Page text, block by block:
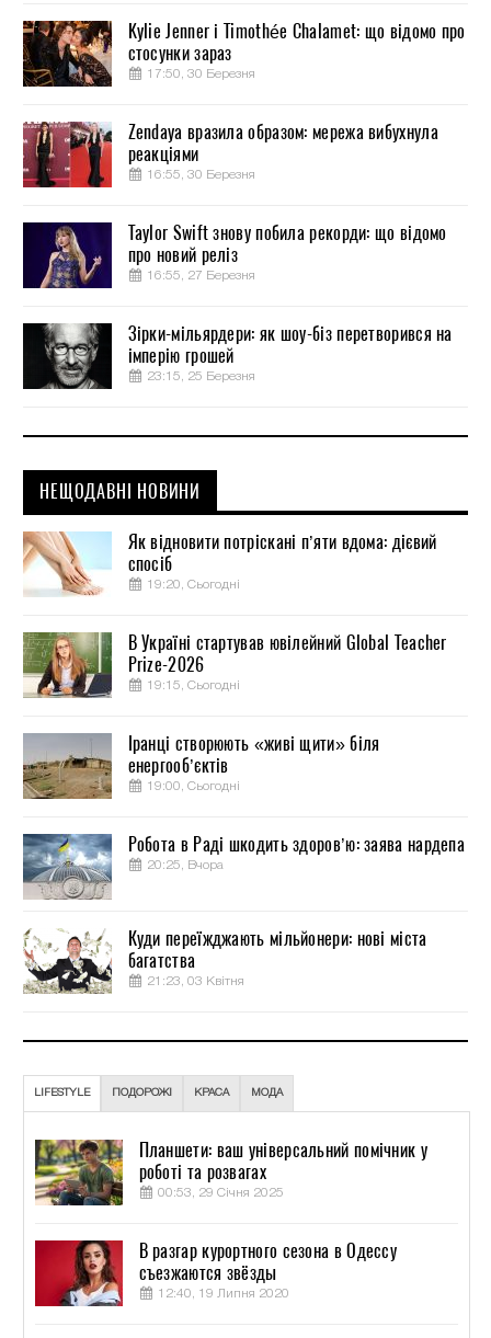
Kylie Jenner і Timothée Chalamet: що відомо про
стосунки зараз
17:50, 30 Березня
Zendaya вразила образом: мережа вибухнула
реакціями
16:55, 30 Березня
Taylor Swift знову побила рекорди: що відомо
про новий реліз
16:55, 27 Березня
Зірки-мільярдери: як шоу-біз перетворився на
імперію грошей
23:15, 25 Березня
НЕЩОДАВНІ НОВИНИ
Як відновити потріскані п’яти вдома: дієвий
спосіб
19:20, Сьогодні
В Україні стартував ювілейний Global Teacher
Prize-2026
19:15, Сьогодні
Іранці створюють «живі щити» біля
енергооб’єктів
19:00, Сьогодні
Робота в Раді шкодить здоров’ю: заява нардепа
20:25, Вчора
Куди переїжджають мільйонери: нові міста
багатства
21:23, 03 Квітня
LIFESTYLE ПОДОРОЖІ КРАСА МОДА
Планшети: ваш універсальний помічник у
роботі та розвагах
00:53, 29 Січня 2025
В разгар курортного сезона в Одессу
съезжаются звёзды
12:40, 19 Липня 2020